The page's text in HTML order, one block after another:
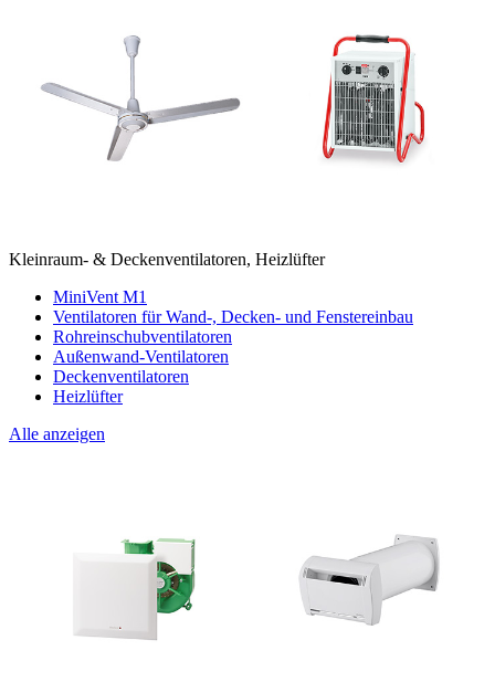
Kleinraum- & Deckenventilatoren, Heizlüfter
MiniVent M1
Ventilatoren für Wand-, Decken- und Fenstereinbau
Rohreinschubventilatoren
Außenwand-Ventilatoren
Deckenventilatoren
Heizlüfter
Alle anzeigen